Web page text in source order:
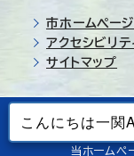
市ホームペー
アクセシビリテ
サイトマップ
©
当ホームペ